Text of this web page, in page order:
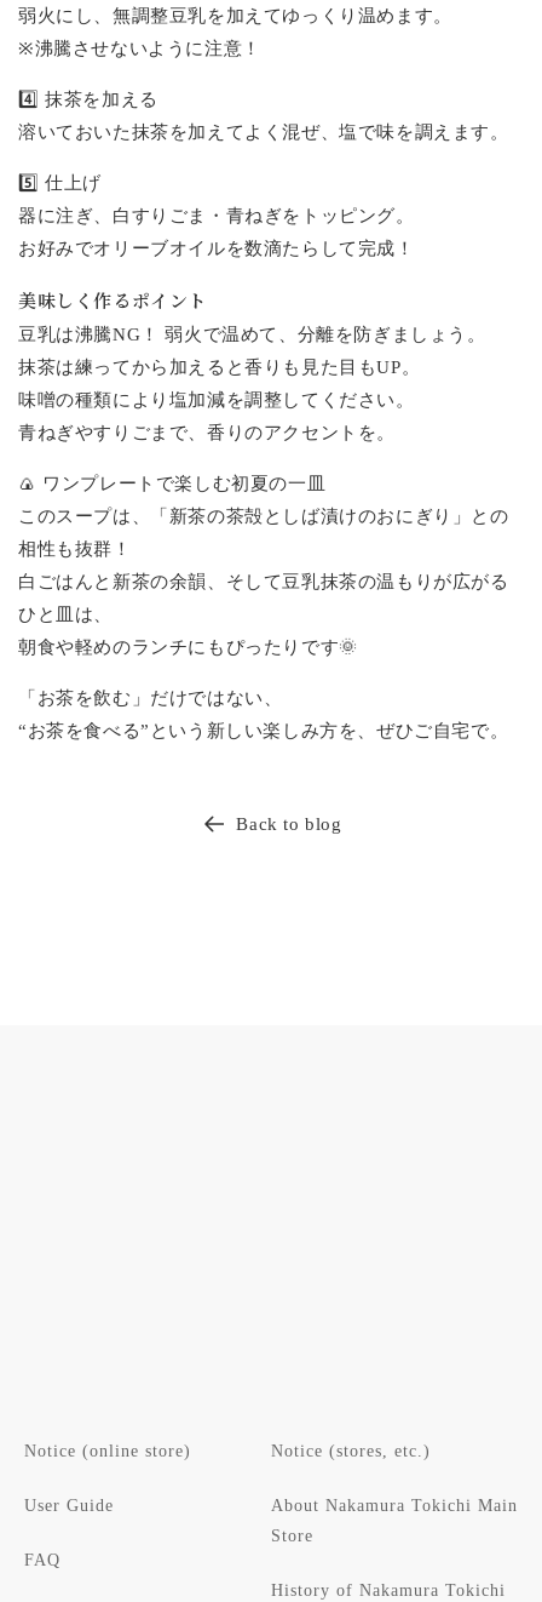
弱火にし、無調整豆乳を加えてゆっくり温めます。
※沸騰させないように注意！
4️⃣ 抹茶を加える
溶いておいた抹茶を加えてよく混ぜ、塩で味を調えます。
5️⃣ 仕上げ
器に注ぎ、白すりごま・青ねぎをトッピング。
お好みでオリーブオイルを数滴たらして完成！
美味しく作るポイント
豆乳は沸騰NG！ 弱火で温めて、分離を防ぎましょう。
抹茶は練ってから加えると香りも見た目もUP。
味噌の種類により塩加減を調整してください。
青ねぎやすりごまで、香りのアクセントを。
🍙 ワンプレートで楽しむ初夏の一皿
このスープは、「新茶の茶殻としば漬けのおにぎり」との
相性も抜群！
白ごはんと新茶の余韻、そして豆乳抹茶の温もりが広がる
ひと皿は、
朝食や軽めのランチにもぴったりです🌞
「お茶を飲む」だけではない、
“お茶を食べる”という新しい楽しみ方を、ぜひご自宅で。
Back to blog
Notice (online store)
User Guide
FAQ
Notice (stores, etc.)
About Nakamura Tokichi Main
Store
History of Nakamura Tokichi